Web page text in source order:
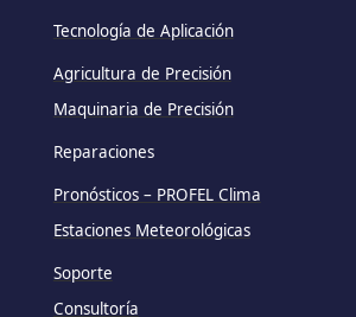
Tecnología de Aplicación
Agricultura de Precisión
Maquinaria de Precisión
Reparaciones
Pronósticos – PROFEL Clima
Estaciones Meteorológicas
Soporte
Consultoría